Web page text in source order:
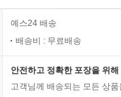
예스24 배송
배송비 : 무료배송
안전하고 정확한 포장을 위
고객님께 배송되는 모든 상